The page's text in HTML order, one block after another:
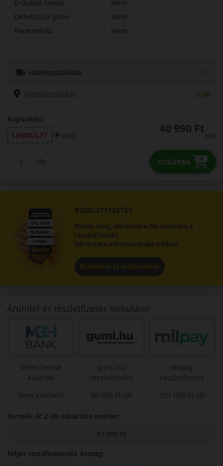
Erősített kivitel
Nem
Defekttűrő gumi
Nem
Peremvédő
Nem
Házhozszállítás
Házhozszállítás 2 db
Kuponkód:
LENDÜLET
másol 40 990 Ft
/db
db KOSÁRBA
RÉSZLETFIZETÉS
Nézze meg, elérhető-e Ön számára a
részletfizetés
bármilyen elköteleződés nélkül!
Elindítom az előbírálatot
Áruhitel és részletfizetés kalkulátor
MBH Online
Áruhitel
Nem elérhető
gumi.hu
részletfizetés
80 000 Ft-tól
Milpay
részletfizetés
501 000 Ft-tól
Termék ár 2 db vásárlása esetén:
81 980 Ft
Teljes viszafizetendő összeg: